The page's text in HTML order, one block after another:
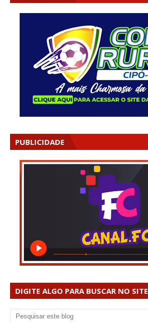
PUBLICIDADE
DIGITE ALGO PARA BUSCAR NO SITE